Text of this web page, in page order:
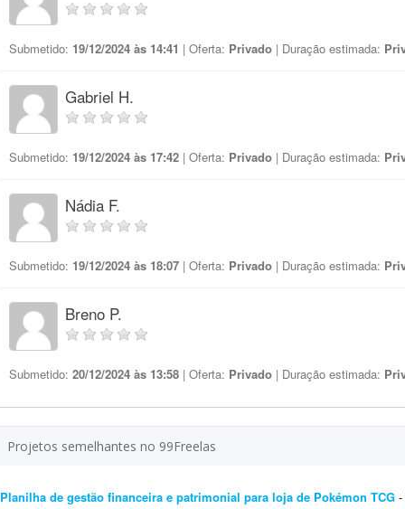
Submetido: 19/12/2024 às 14:41 | Oferta: Privado | Duração estimada:
Gabriel H.
Submetido: 19/12/2024 às 17:42 | Oferta: Privado | Duração estimada:
Nádia F.
Submetido: 19/12/2024 às 18:07 | Oferta: Privado | Duração estimada:
Breno P.
Submetido: 20/12/2024 às 13:58 | Oferta: Privado | Duração estimada:
Projetos semelhantes no 99Freelas
Planilha de gestão financeira e patrimonial para loja de Pokémon TCG -